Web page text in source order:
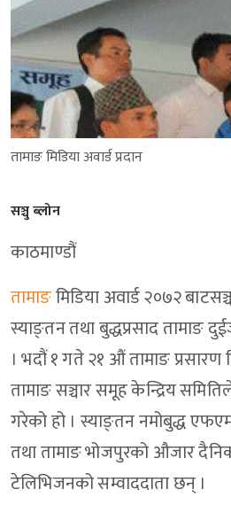
तामाङ मिडिया अवार्ड प्रदान
सञ्चु ब्लोन
काठमाण्डौं
तामाङमिडिया अवार्ड २०७२
स्याङ्तन तथा बुद्धप्रसाद तामाङ
। भदौं १ गते २१ औं तामाङ
तामाङ सञ्चार समूह केन्द्रिय
गरेको हो । स्याङ्तन नमोबुद्ध
तथा तामाङ भोजपुरको औजार
टेलिभिजनको सम्वाददाता छन् ।